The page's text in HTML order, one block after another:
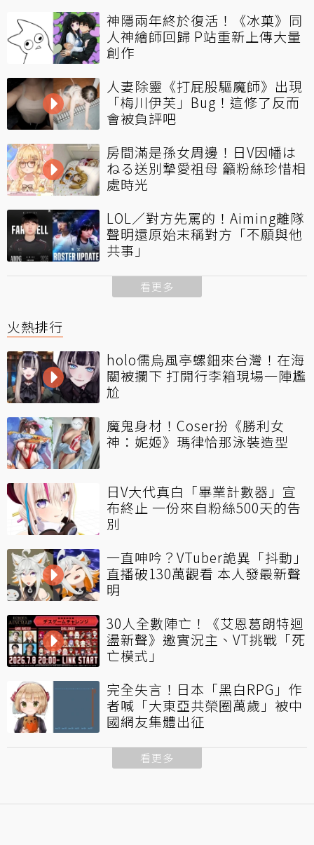
神隱兩年終於復活！《冰菓》同
人神繪師回歸 P站重新上傳大量
創作
人妻除靈《打屁股驅魔師》出現
「梅川伊芙」Bug！這修了反而
會被負評吧
房間滿是孫女周邊！日V因幡は
ねる送別摯愛祖母 籲粉絲珍惜相
處時光
LOL／對方先罵的！Aiming離隊
聲明還原始末稱對方「不願與他
共事」
看更多
火熱排行
holo儒烏風亭螺鈿來台灣！在海
關被攔下 打開行李箱現場一陣尷
尬
魔鬼身材！Coser扮《勝利女
神：妮姬》瑪律恰那泳裝造型
日V大代真白「畢業計數器」宣
布終止 一份來自粉絲500天的告
別
一直呻吟？VTuber詭異「抖動」
直播破130萬觀看 本人發最新聲
明
30人全數陣亡！《艾恩葛朗特迴
盪新聲》邀實況主、VT挑戰「死
亡模式」
完全失言！日本「黑白RPG」作
者喊「大東亞共榮圈萬歲」被中
國網友集體出征
看更多